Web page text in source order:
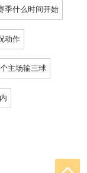
季什么时间开始
动作
主场输三球